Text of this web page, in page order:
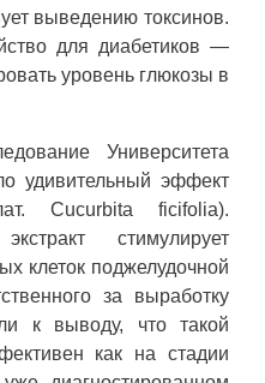
выведению токсинов.
для диабетиков —
уровень глюкозы в
Университета
удивительный эффект
Cucurbita ficifolia).
стимулирует
клеток поджелудочной
за выработку
к выводу, что такой
как на стадии